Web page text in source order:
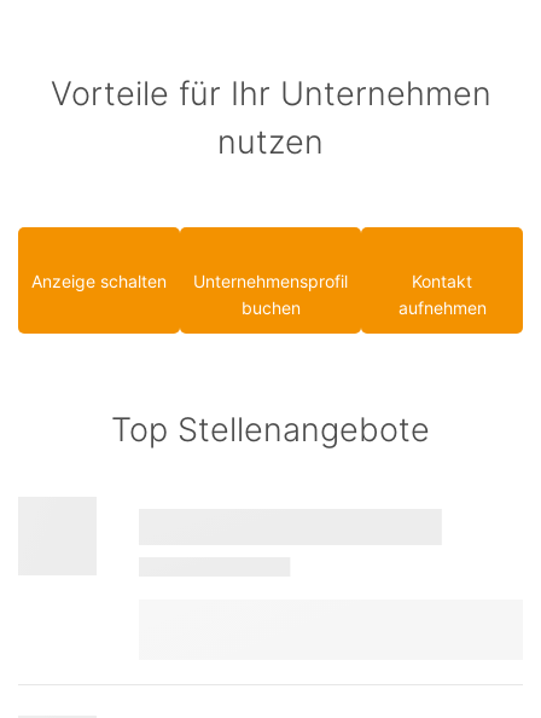
Vorteile für Ihr Unternehmen
nutzen
Anzeige schalten
Unternehmensprofil
buchen
Kontakt
aufnehmen
Top Stellenangebote